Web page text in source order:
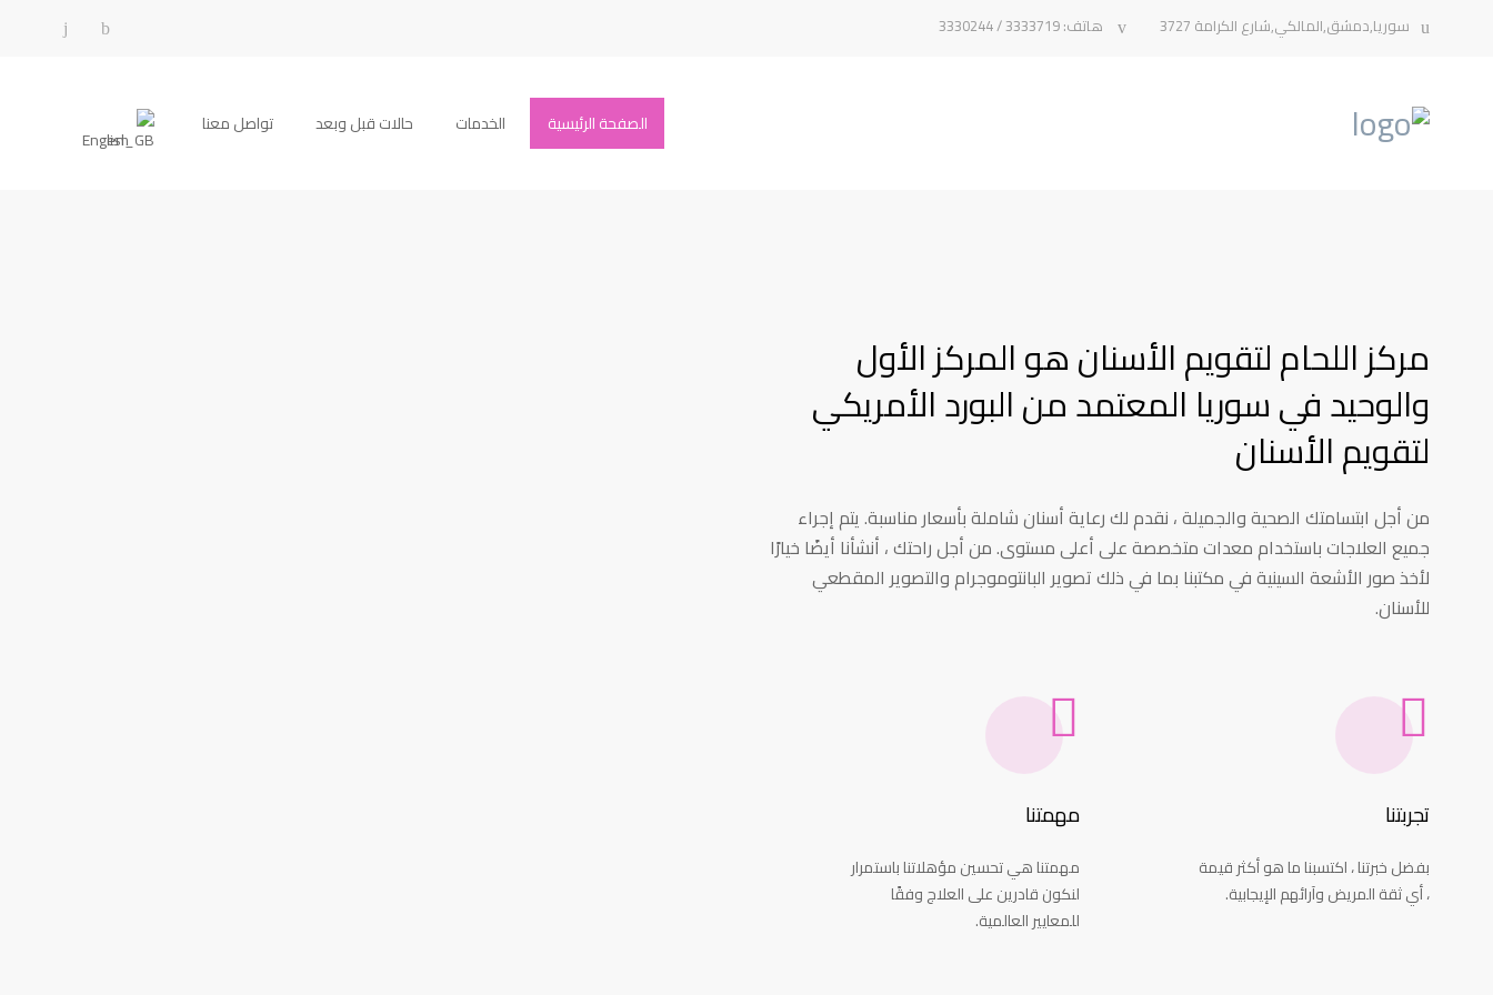
سوريا,دمشق,المالكي,شارع الكرامة 3727 هاتف: 3333719 / 3330244
الصفحة الرئيسية الخدمات حالات قبل وبعد تواصل معنا
English
مركز اللحام لتقويم الأسنان هو المركز الأول
والوحيد في سوريا المعتمد من البورد الأمريكي
لتقويم الأسنان
من أجل ابتسامتك الصحية والجميلة ، نقدم لك رعاية أسنان شاملة بأسعار مناسبة. يتم إجراء
جميع العلاجات باستخدام معدات متخصصة على أعلى مستوى. من أجل راحتك ، أنشأنا أيضًا خيارًا
لأخذ صور الأشعة السينية في مكتبنا بما في ذلك تصوير البانتوموجرام والتصوير المقطعي
للأسنان.
مهمتنا
مهمتنا هي تحسين مؤهلاتنا باستمرار
لنكون قادرين على العلاج وفقًا
للمعايير العالمية.
تجربتنا
بفضل خبرتنا ، اكتسبنا ما هو أكثر قيمة
، أي ثقة المريض وآرائهم الإيجابية.